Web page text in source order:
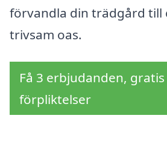
förvandla din trädgård till
trivsam oas.
Få 3 erbjudanden,
förpliktelser